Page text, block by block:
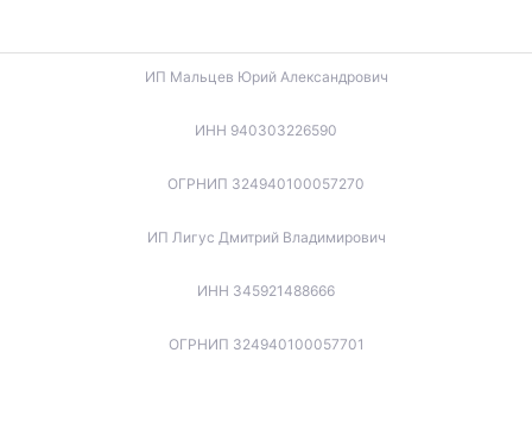
ИП Мальцев Юрий Александрович
ИНН 940303226590
ОГРНИП 324940100057270
ИП Лигус Дмитрий Владимирович
ИНН 345921488666
ОГРНИП 324940100057701